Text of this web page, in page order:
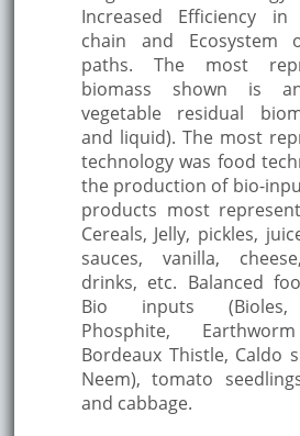
Increased Efficiency
chain and Ecosystem
paths. The most
biomass shown is
vegetable residual
and liquid). The most
technology was food
the production of bio-
products most
Cereals, Jelly, pickles,
sauces, vanilla,
drinks, etc. Balanced
Bio inputs (Bioles,
Phosphite,
Bordeaux Thistle, Caldo
Neem), tomato
and cabbage.